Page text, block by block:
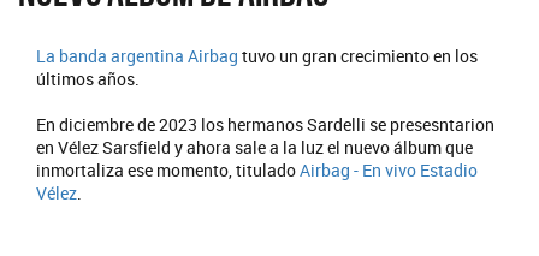
La banda argentina Airbag tuvo un gran crecimiento en los
últimos años.
En diciembre de 2023 los hermanos Sardelli se presesntarion
en Vélez Sarsfield y ahora sale a la luz el nuevo álbum que
inmortaliza ese momento, tituladoAirbag - En vivo Estadio
Vélez.